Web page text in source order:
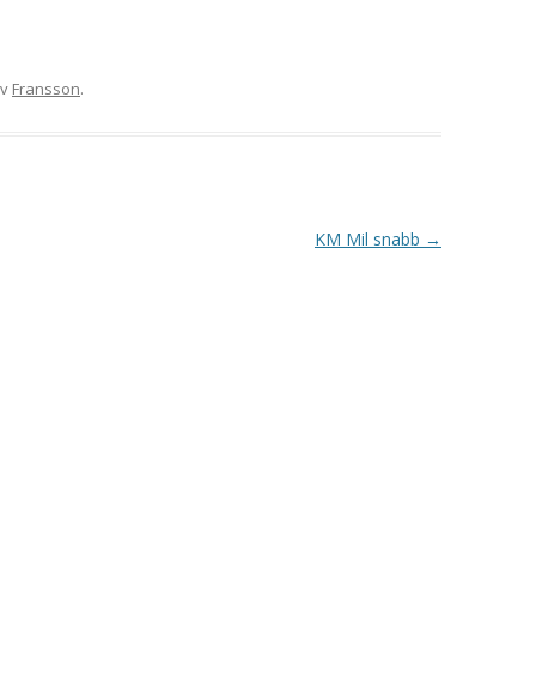
Fransson.
KM Mil snabb →